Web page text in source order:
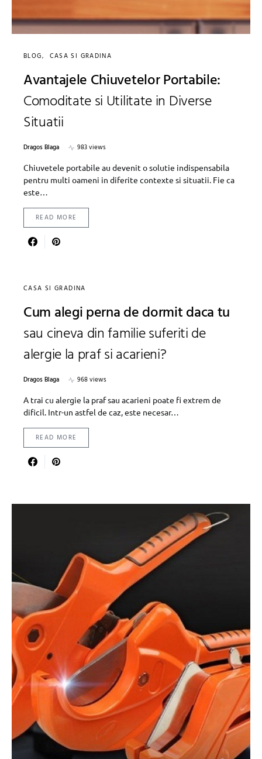
BLOG CASA SI GRADINA
Avantajele Chiuvetelor Portabile:
Comoditate si Utilitate in Diverse
Situatii
Dragos Blaga
983 views
Chiuvetele portabile au devenit o solutie indispensabila
pentru multi oameni in diferite contexte si situatii. Fie ca
este…
READ MORE
CASA SI GRADINA
Cum alegi perna de dormit daca tu
sau cineva din familie suferiti de
alergie la praf si acarieni?
Dragos Blaga
968 views
A trai cu alergie la praf sau acarieni poate fi extrem de
dificil. Intr-un astfel de caz, este necesar…
READ MORE